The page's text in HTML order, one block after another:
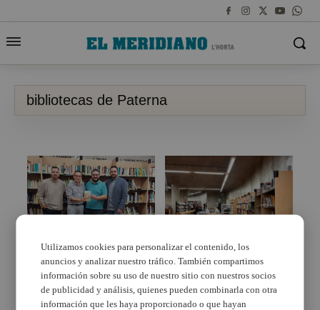
bibliotecas de Paterna
Paterna celebra el Día
Internacional de las
Bibliotecas
Las bibliotecas de
Paterna se llenan de
actividades para
celebrar el Día del Libro
Utilizamos cookies para personalizar el contenido, los
anuncios y analizar nuestro tráfico. También compartimos
información sobre su uso de nuestro sitio con nuestros socios
de publicidad y análisis, quienes pueden combinarla con otra
información que les haya proporcionado o que hayan